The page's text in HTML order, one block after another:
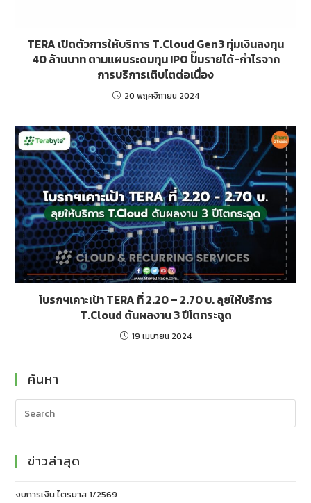
TERA เปิดตัวการให้บริการ T.Cloud Gen3 ทุ่มเงินลงทุน
40 ล้านบาท ตามแผนระดมทุน IPO ปั๊มรายได้-กำไรจาก
การบริการเติบโตต่อเนื่อง
20 พฤศจิกายน 2024
โบรกฯเคาะเป้า TERA ที่ 2.20 – 2.70 บ. ลุยให้บริการ
T.Cloud ดันผลงาน 3 ปีโตกระฉูด
19 เมษายน 2024
ค้นหา
ข่าวล่าสุด
งบการเงิน ไตรมาส 1/2569